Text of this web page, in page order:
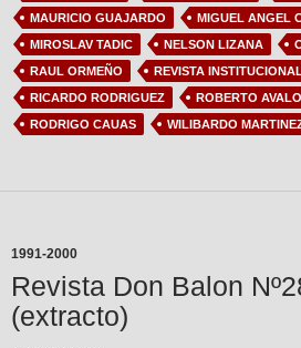
MAURICIO GUAJARDO
MIGUEL ANGEL
MIROSLAV TADIC
NELSON LIZANA
RAUL ORMEÑO
REVISTA INSTITUCIONAL
RICARDO RODRIGUEZ
ROBERTO
RODRIGO CAUAS
WILIBARDO
1991-2000
Revista Don Balon
(extracto)